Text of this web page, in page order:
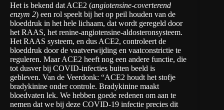
Het is bekend dat ACE2 (angiotensine-coverterend
enzym 2) een rol speelt bij het op peil houden van de
bloeddruk in het hele lichaam, dat wordt geregeld door
het RAAS, het renine-angiotensine-aldosteronsysteem.
Het RAAS systeem, en dus ACE2, controleert de
bloeddruk door de vaatverwijding en vaatconstrictie te
reguleren. Maar ACE2 heeft nog een andere functie, die
tot dusver bij COVID-infecties buiten beeld is
gebleven. Van de Veerdonk: “ACE2 houdt het stofje
bradykinine onder controle. Bradykinine maakt
bloedvaten lek. We hebben goede redenen om aan te
nemen dat we bij deze COVID-19 infectie precies dit